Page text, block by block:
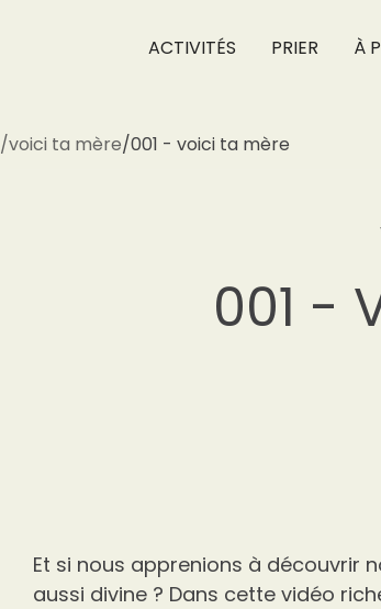
ACTIVITÉS PRIER À
/voici ta mère/001 - voici ta mère
001 -
Et si nous apprenions à découvrir
aussi divine ? Dans cette vidéo